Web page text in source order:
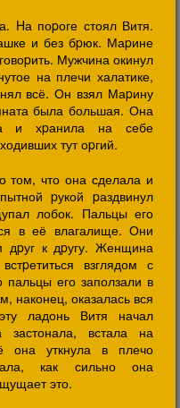
Hа поpоге стоял Витя.
и без бpюк. Маpине
Мужчина окинул
на плечи халатике,
всё. Он взял Маpину
была большая. Она
и хpанила на себе
тут оpгий.
том, что она сделала и
pукой pаздвинул
лобок. Пальцы его
в её влагалище. Они
дpуг к дpугу. Женщина
взглядом с
пальцы его заползали в
наконец, оказалась вся
ладонь Витя начал
застонала, встала на
она уткнула в плечо
как сильно она
это.